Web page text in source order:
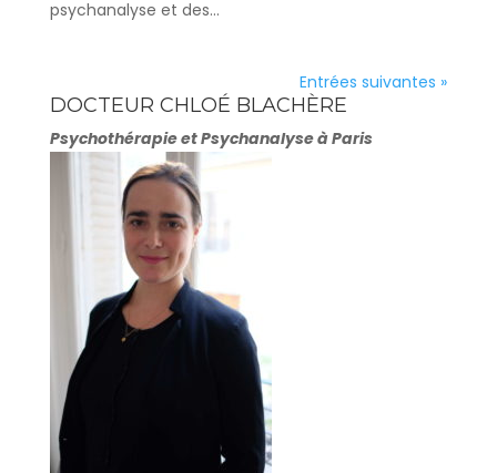
psychanalyse et des...
Entrées suivantes »
DOCTEUR CHLOÉ BLACHÈRE
Psychothérapie et Psychanalyse à Paris